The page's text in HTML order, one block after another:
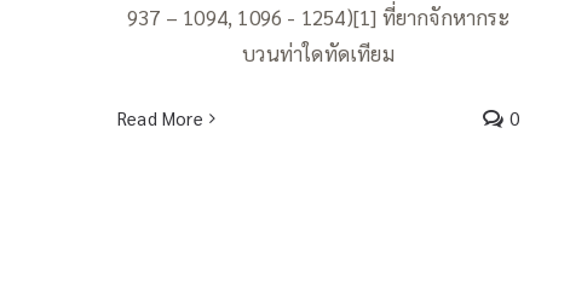
937 – 1094, 1096 - 1254)[1] ที่ยากจักหากระ
บวนท่าใดทัดเทียม
Read More 0